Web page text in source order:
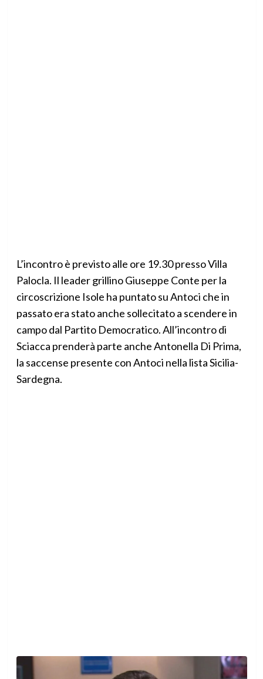
L’incontro è previsto alle ore 19.30 presso Villa
Palocla. Il leader grillino Giuseppe Conte per la
circoscrizione Isole ha puntato su Antoci che in
passato era stato anche sollecitato a scendere in
campo dal Partito Democratico. All’incontro di
Sciacca prenderà parte anche Antonella Di Prima,
la saccense presente con Antoci nella lista Sicilia-
Sardegna.